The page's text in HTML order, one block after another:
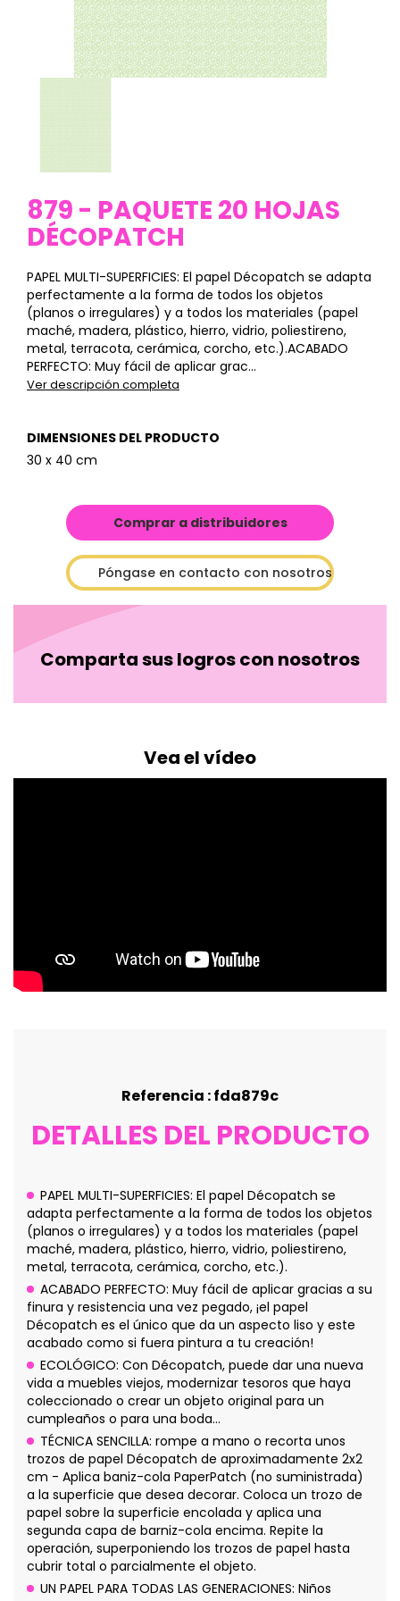
879 - PAQUETE 20 HOJAS
DÉCOPATCH
PAPEL MULTI-SUPERFICIES: El papel Décopatch se adapta
perfectamente a la forma de todos los objetos
(planos o irregulares) y a todos los materiales (papel
maché, madera, plástico, hierro, vidrio, poliestireno,
metal, terracota, cerámica, corcho, etc.).ACABADO
PERFECTO: Muy fácil de aplicar grac...
Ver descripción completa
DIMENSIONES DEL PRODUCTO
30 x 40 cm
Comprar a distribuidores
Póngase en contacto con nosotros
Comparta sus logros con nosotros
Vea el vídeo
Referencia : fda879c
DETALLES DEL PRODUCTO
PAPEL MULTI-SUPERFICIES: El papel Décopatch se
adapta perfectamente a la forma de todos los objetos
(planos o irregulares) y a todos los materiales (papel
maché, madera, plástico, hierro, vidrio, poliestireno,
metal, terracota, cerámica, corcho, etc.).
ACABADO PERFECTO: Muy fácil de aplicar gracias a su
finura y resistencia una vez pegado, ¡el papel
Décopatch es el único que da un aspecto liso y este
acabado como si fuera pintura a tu creación!
ECOLÓGICO: Con Décopatch, puede dar una nueva
vida a muebles viejos, modernizar tesoros que haya
coleccionado o crear un objeto original para un
cumpleaños o para una boda...
TÉCNICA SENCILLA: rompe a mano o recorta unos
trozos de papel Décopatch de aproximadamente 2x2
cm - Aplica baniz-cola PaperPatch (no suministrada)
a la superficie que desea decorar. Coloca un trozo de
papel sobre la superficie encolada y aplica una
segunda capa de barniz-cola encima. Repite la
operación, superponiendo los trozos de papel hasta
cubrir total o parcialmente el objeto.
UN PAPEL PARA TODAS LAS GENERACIONES: Niños